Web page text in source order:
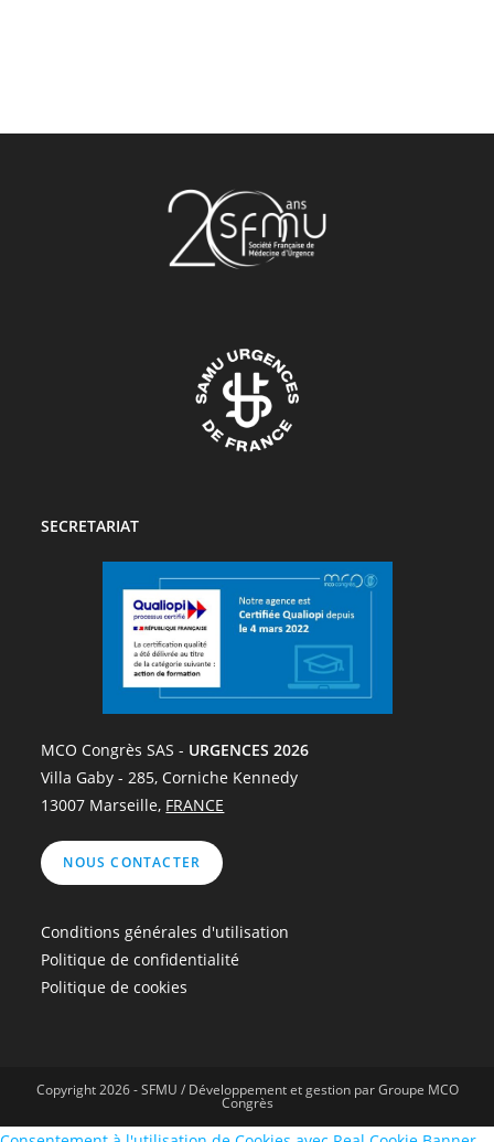
SECRETARIAT
MCO Congrès SAS - URGENCES 2026
Villa Gaby - 285, Corniche Kennedy
13007 Marseille, FRANCE
NOUS CONTACTER
Conditions générales d'utilisation
Politique de confidentialité
Politique de cookies
Copyright 2026 - SFMU / Développement et gestion par Groupe MCO
Congrès